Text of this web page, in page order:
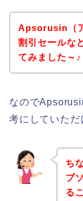
Apsorusin（
割引セールな
てみました～♪
なので
考にしていただ
ち
プ
る